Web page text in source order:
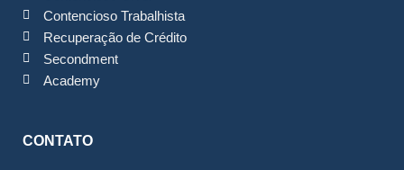
Contencioso Trabalhista
Recuperação de Crédito
Secondment
Academy
CONTATO